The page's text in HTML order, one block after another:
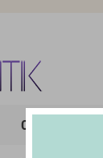
CUISINE |